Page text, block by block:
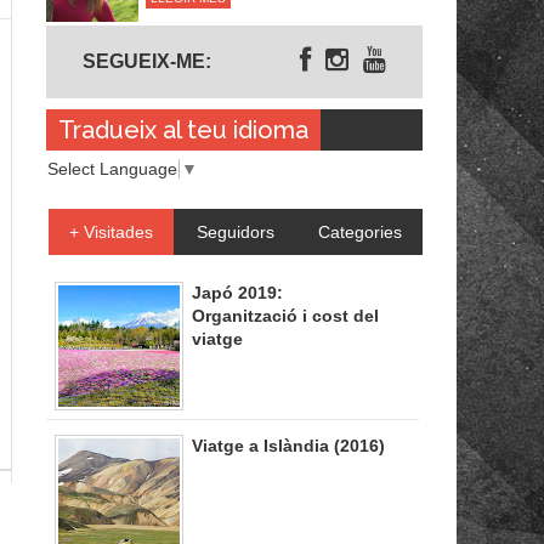
SEGUEIX-ME:
Tradueix al teu idioma
Select Language ▼
+ Visitades Seguidors Categories
Japó 2019:
Organització i cost del
viatge
Viatge a Islàndia (2016)